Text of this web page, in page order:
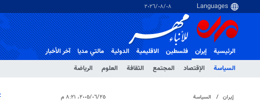
٠٨‏/٠٨‏/٢٠٢٦
الرئيسية
إيران
السياسة
الإقتصاد المجتمع الثقافة العلوم الرياضة
فلسطین الاقلیمیة الدولية مالتي مدیا آخر الأخبار
إيران السياسة ٢٥‏/٠٦‏/٢٠٠٥، ٨:٢١ م